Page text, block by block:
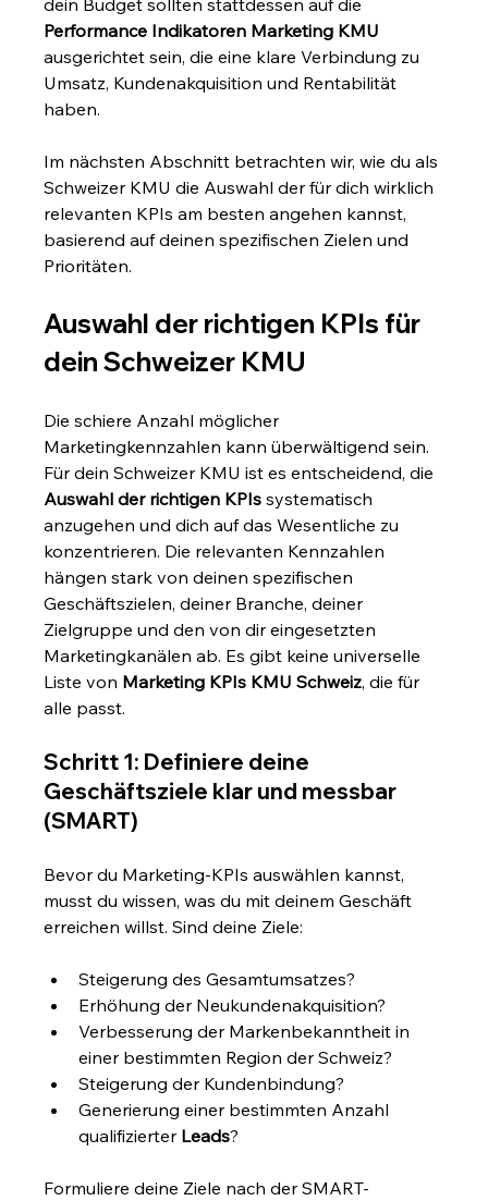
Performance Indikatoren Marketing KMU
ausgerichtet sein, die eine klare Verbindung zu
Umsatz, Kundenakquisition und Rentabilität
haben.
Im nächsten Abschnitt betrachten wir, wie du als
Schweizer KMU die Auswahl der für dich wirklich
relevanten KPIs am besten angehen kannst,
basierend auf deinen spezifischen Zielen und
Prioritäten.
Auswahl der richtigen KPIs für
dein Schweizer KMU
Die schiere Anzahl möglicher
Marketingkennzahlen kann überwältigend sein.
Für dein Schweizer KMU ist es entscheidend, die
Auswahl der richtigen KPIs systematisch
anzugehen und dich auf das Wesentliche zu
konzentrieren. Die relevanten Kennzahlen
hängen stark von deinen spezifischen
Geschäftszielen, deiner Branche, deiner
Zielgruppe und den von dir eingesetzten
Marketingkanälen ab. Es gibt keine universelle
Liste von Marketing KPIs KMU Schweiz, die für
alle passt.
Schritt 1: Definiere deine
Geschäftsziele klar und messbar
(SMART)
Bevor du Marketing-KPIs auswählen kannst,
musst du wissen, was du mit deinem Geschäft
erreichen willst. Sind deine Ziele:
Steigerung des Gesamtumsatzes?
Erhöhung der Neukundenakquisition?
Verbesserung der Markenbekanntheit in
einer bestimmten Region der Schweiz?
Steigerung der Kundenbindung?
Generierung einer bestimmten Anzahl
qualifizierter Leads?
Formuliere deine Ziele nach der SMART-